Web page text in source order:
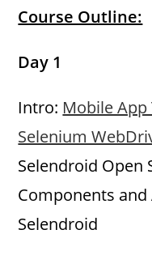
Course Outline:
Day 1
Intro: Mobile
Selenium
Selendroid Open
Components
Selendroid